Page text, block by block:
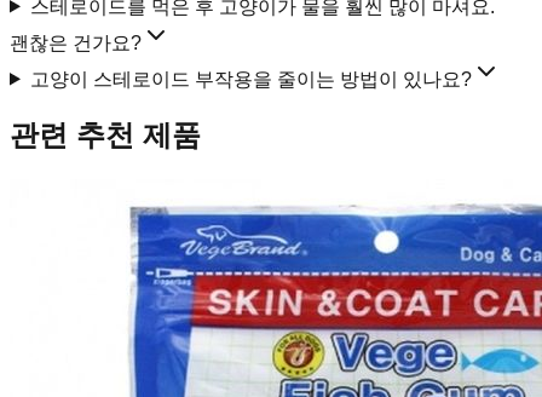
스테로이드를 먹은 후 고양이가 물을 훨씬 많이 마셔요.
괜찮은 건가요?
고양이 스테로이드 부작용을 줄이는 방법이 있나요?
관련 추천 제품